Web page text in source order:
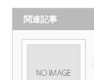
関連記事